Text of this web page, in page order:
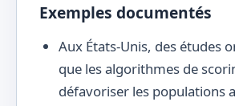
Exemples documentés
Aux États-Unis, des études
que les algorithmes de
défavoriser les populations